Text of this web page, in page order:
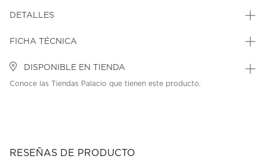
DETALLES
FICHA TÉCNICA
DISPONIBLE EN TIENDA
Conoce las Tiendas Palacio que tienen este producto.
RESEÑAS DE PRODUCTO